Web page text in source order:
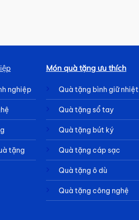
nghiệp
tặng
Món quà tặng ưu thích
Quà tặng bình giữ nhiệt
Quà tặng sổ tay
Quà tặng bút ký
Quà tặng cáp sạc
Quà tặng ô dù
Quà tặng công nghệ